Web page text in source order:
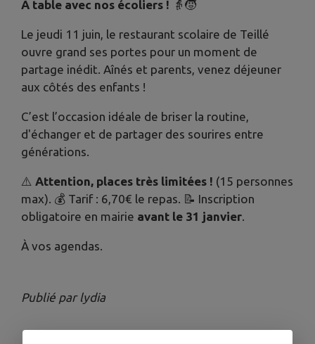
À table avec nos écoliers ! 👵🧒
Le jeudi 11 juin, le restaurant scolaire de Teillé
ouvre grand ses portes pour un moment de
partage inédit. Aînés et parents, venez déjeuner
aux côtés des enfants !
C’est l’occasion idéale de briser la routine,
d'échanger et de partager des sourires entre
générations.
⚠️ Attention, places très limitées ! (15 personnes
max). 💰 Tarif : 6,70€ le repas. 📝 Inscription
obligatoire en mairie avant le 31 janvier.
À vos agendas.
Publié par lydia